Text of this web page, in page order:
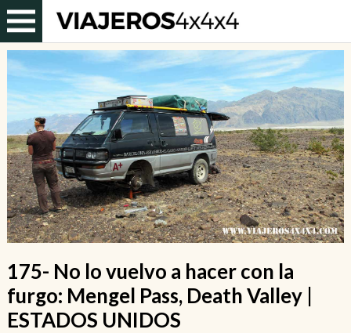
175- No lo vuelvo a hacer con la
furgo: Mengel Pass, Death Valley |
ESTADOS UNIDOS